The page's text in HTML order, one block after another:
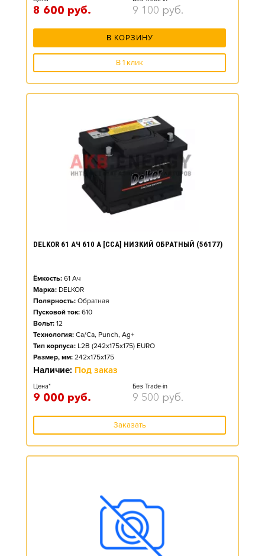
8 600 руб. 9 100 руб.
В КОРЗИНУ
В 1 клик
DELKOR 61 АЧ 610 А [CCA] НИЗКИЙ ОБРАТНЫЙ (56177)
Ёмкость: 61 Ач
Марка: DELKOR
Полярность: Обратная
Пусковой ток: 610
Вольт: 12
Технология: Ca/Ca, Punch, Ag+
Тип корпуса: L2B (242x175x175) EURO
Размер, мм: 242x175x175
Наличие: Под заказ
Цена*
9 000 руб.
Без Trade-in
9 500 руб.
Заказать